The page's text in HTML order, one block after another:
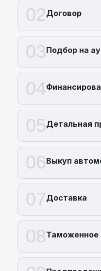
02Договор
03Подбор на
04
05Детальная
06Выкуп
07Доставка
08Таможенное